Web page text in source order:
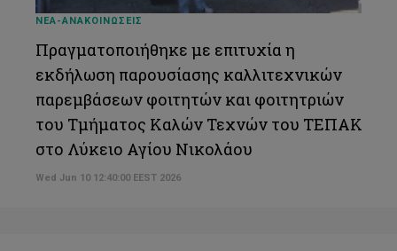
ΝΕΑ-ΑΝΑΚΟΙΝΩΣΕΙΣ
Πραγματοποιήθηκε με επιτυχία η
εκδήλωση παρουσίασης καλλιτεχνικών
παρεμβάσεων φοιτητών και φοιτητριών
του Τμήματος Καλών Τεχνών του ΤΕΠΑΚ
στο Λύκειο Αγίου Νικολάου
Wed Jun 10 12:40:00 EEST 2026